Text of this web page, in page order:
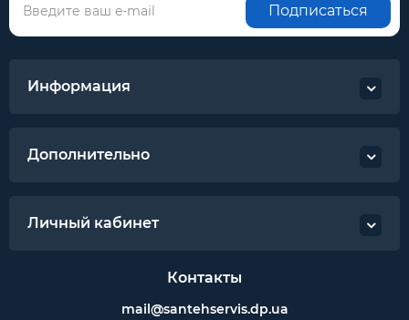
Подписаться
Информация
Дополнительно
Личный кабинет
Контакты
mail@santehservis.dp.ua